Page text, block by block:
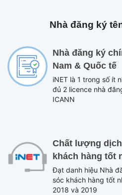
Nhà đăng ký
Nhà đăng ký
Nam & Quốc tế
iNET là 1 trong số ít
đủ 2 licence nhà
ICANN
Chất lượng
khách hàng tốt
Đạt danh hiệu Nhà
sóc khách hàng tốt
2018 và 2019